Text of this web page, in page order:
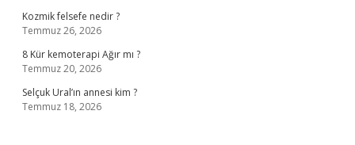
Kozmik felsefe nedir ?
Temmuz 26, 2026
8 Kür kemoterapi Ağır mı ?
Temmuz 20, 2026
Selçuk Ural’ın annesi kim ?
Temmuz 18, 2026